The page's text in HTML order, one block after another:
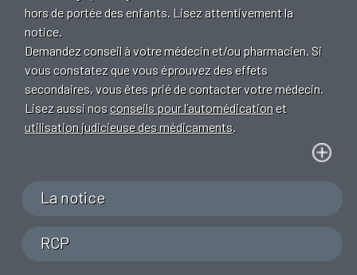
hors de portée des enfants. Lisez attentivement la
notice.
Demandez conseil à votre médecin et/ou pharmacien. Si
vous constatez que vous éprouvez des effets
secondaires, vous êtes prié de contacter votre médecin.
Lisez aussi nos conseils pour l’automédicationet
utilisation judicieuse des médicaments.
La notice
RCP